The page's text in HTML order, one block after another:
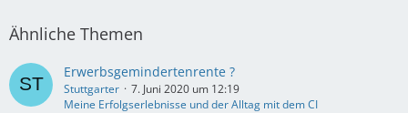
Ähnliche Themen
Erwerbsgemindertenrente ?
Stuttgarter
7. Juni 2020 um 12:19
Meine Erfolgserlebnisse und der Alltag mit dem CI